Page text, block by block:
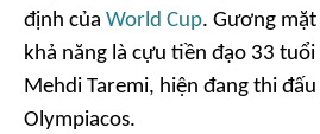
định của World Cup. Gương
khả năng là cựu tiền đạo 33
Mehdi Taremi, hiện đang thi
Olympiacos.